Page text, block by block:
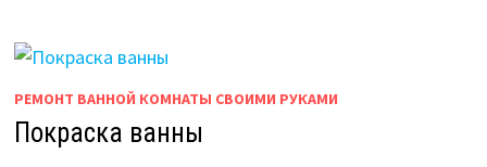
РЕМОНТ ВАННОЙ КОМНАТЫ СВОИМИ РУКАМИ
Покраска ванны